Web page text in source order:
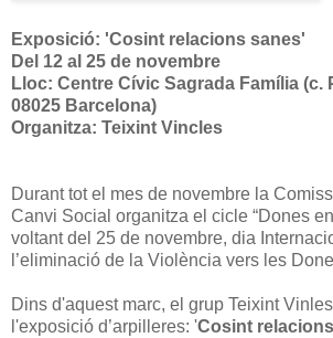
Exposició: 'Cosint relacions sanes'
Del 12 al 25 de novembre
Lloc: Centre Cívic Sagrada Família (c.
08025 Barcelona)
Organitza: Teixint Vincles
Durant tot el mes de novembre la
Canvi Social organitza el cicle “Dones en
voltant del 25 de novembre, dia
l’eliminació de la Violència vers les
Dins d'aquest marc, el grup Teixint
l'exposició d’arpilleres: 'Cosint